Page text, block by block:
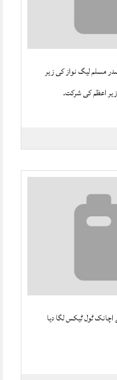
مسلم لیگ نواز کی زیر
اعظم کی شرکت۔
ٹول ٹیکس لگا دیا